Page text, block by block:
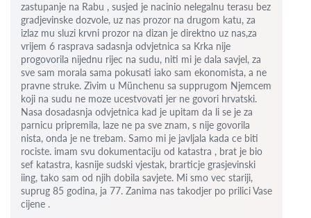
zastupanje na Rabu , susjed je nacinio nelegalnu terasu bez
gradjevinske dozvole, uz nas prozor na drugom katu, za
izlaz mu sluzi krvni prozor na dizan je direktno uz nas,za
vrijem 6 rasprava sadasnja odvjetnica sa Krka nije
progovorila nijednu rijec na sudu, niti mi je dala savjel, za
sve sam morala sama pokusati iako sam ekonomista, a ne
pravne struke. Zivim u Münchenu sa supprugom Njemcem
koji na sudu ne moze ucestvovati jer ne govori hrvatski.
Nasa dosadasnja odvjetnica kad je upitam da li se je za
parnicu pripremila, laze ne pa sve znam, s nije govorila
nista, onda je ne trebam. Samo mi je javljala kada ce biti
rociste. imam svu dokumentaciju od katastra , brat je bio
sef katastra, kasnije sudski vjestak, brarticje grasjevinski
iing, tako sam od njih dobila savjete. Mi smo vec stariji,
suprug 85 godina, ja 77. Zanima nas takodjer po prilici Vase
cijene .